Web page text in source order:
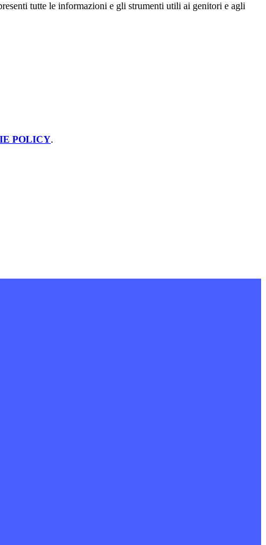
tutte le informazioni e gli strumenti utili ai genitori e agli
POLICY.